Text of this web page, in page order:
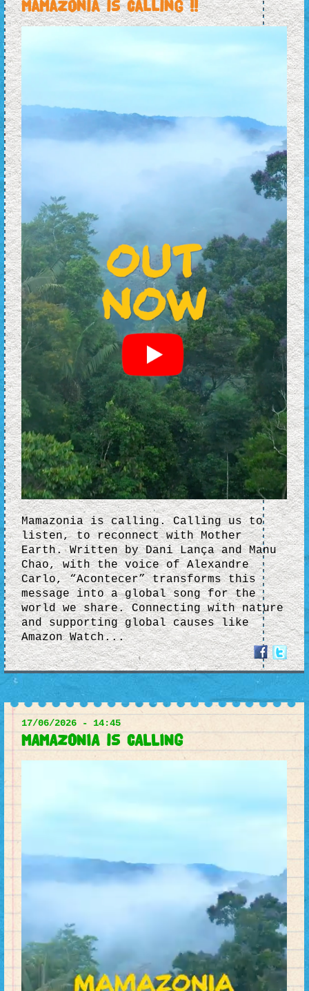
Mamazonia is calling !!
Mamazonia is calling. Calling us to
listen, to reconnect with Mother
Earth. Written by Dani Lança and Manu
Chao, with the voice of Alexandre
Carlo, “Acontecer” transforms this
message into a global song for the
world we share. Connecting with nature
and supporting global causes like
Amazon Watch...
17/06/2026 - 14:45
MAMAZONIA is CALLING